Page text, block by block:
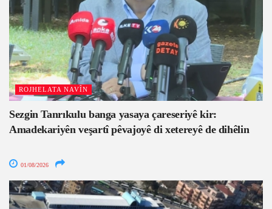
ROJHELATA NAVÎN
Sezgin Tanrıkulu banga yasaya çareseriyê kir:
Amadekariyên veşartî pêvajoyê di xetereyê de dihêlin
01/08/2026